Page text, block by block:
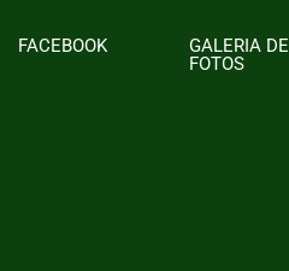
FACEBOOK
GALERIA DE
FOTOS